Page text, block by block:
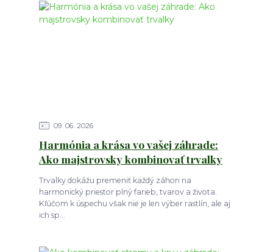
09 06 2026
Harmónia a krása vo vašej záhrade:
Ako majstrovsky kombinovať trvalky
Trvalky dokážu premeniť každý záhon na
harmonický priestor plný farieb, tvarov a života.
Kľúčom k úspechu však nie je len výber rastlín, ale aj
ich sp...